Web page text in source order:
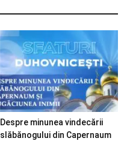
Despre minunea vindecării
slăbănogului din Capernaum